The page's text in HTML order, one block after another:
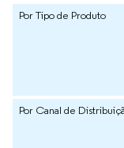
Por Tipo de Produto
Por Canal de